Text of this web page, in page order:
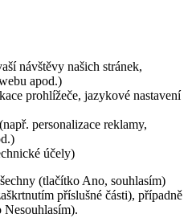
návštěvy našich stránek,
apod.)
prohlížeče, jazykové nastavení
personalizace reklamy,
účely)
(tlačítko Ano, souhlasím)
příslušné části), případně
Nesouhlasím).